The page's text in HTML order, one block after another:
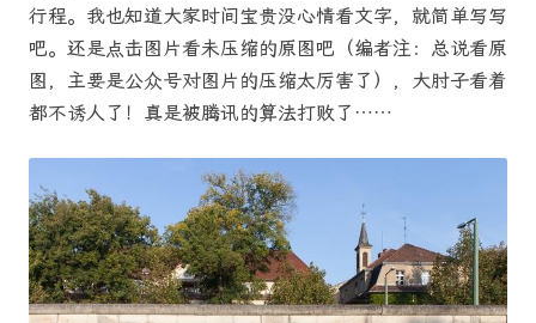
行程。我也知道大家时间宝贵没心情看文字，就简单写写
吧。还是点击图片看未压缩的原图吧（编者注：总说看原
图，主要是公众号对图片的压缩太厉害了），大肘子看着
都不诱人了！真是被腾讯的算法打败了……